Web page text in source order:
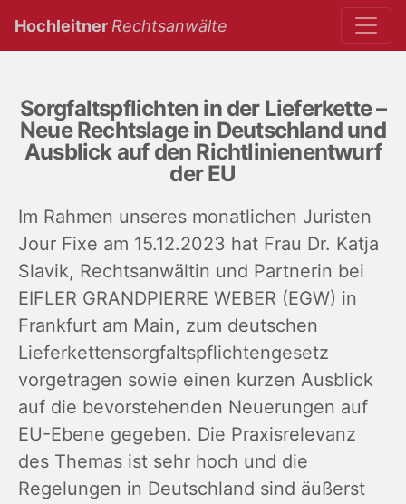
Hochleitner Rechtsanwälte
Sorgfaltspflichten in der Lieferkette –
Neue Rechtslage in Deutschland und
Ausblick auf den Richtlinienentwurf
der EU
Im Rahmen unseres monatlichen Juristen
Jour Fixe am 15.12.2023 hat Frau Dr. Katja
Slavik, Rechtsanwältin und Partnerin bei
EIFLER GRANDPIERRE WEBER (EGW) in
Frankfurt am Main, zum deutschen
Lieferkettensorgfaltspflichtengesetz
vorgetragen sowie einen kurzen Ausblick
auf die bevorstehenden Neuerungen auf
EU-Ebene gegeben. Die Praxisrelevanz
des Themas ist sehr hoch und die
Regelungen in Deutschland sind äußerst